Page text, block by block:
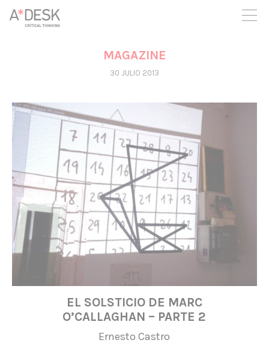
crees también en A*DESK seguimos necesitándote para poder
seguir adelante. Ahora puedes participar del proyecto y
apoyarlo.
MAGAZINE
30 JULIO 2013
EL SOLSTICIO DE MARC
O’CALLAGHAN – PARTE 2
Ernesto Castro